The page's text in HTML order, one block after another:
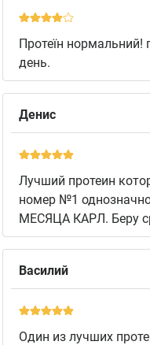
Протеїн
день.
Денис
Лучший протеин
номер №1 однозначно
МЕСЯЦА КАРЛ. Беру
Василий
Один из лучших